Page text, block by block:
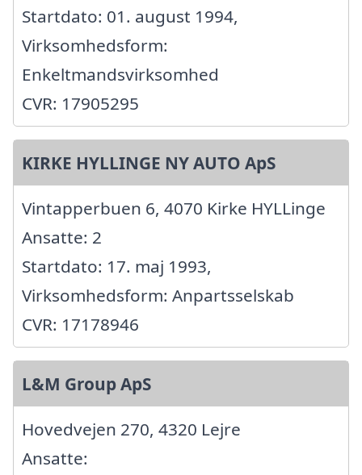
Startdato: 01. august 1994,
Virksomhedsform:
Enkeltmandsvirksomhed
CVR: 17905295
KIRKE HYLLINGE NY AUTO ApS
Vintapperbuen 6, 4070 Kirke HYLLinge
Ansatte: 2
Startdato: 17. maj 1993,
Virksomhedsform: Anpartsselskab
CVR: 17178946
L&M Group ApS
Hovedvejen 270, 4320 Lejre
Ansatte: